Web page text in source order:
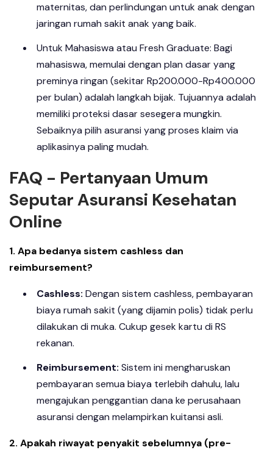
maternitas, dan perlindungan untuk anak dengan
jaringan rumah sakit anak yang baik.
Untuk Mahasiswa atau Fresh Graduate: Bagi
mahasiswa, memulai dengan plan dasar yang
preminya ringan (sekitar Rp200.000-Rp400.000
per bulan) adalah langkah bijak. Tujuannya adalah
memiliki proteksi dasar sesegera mungkin.
Sebaiknya pilih asuransi yang proses klaim via
aplikasinya paling mudah.
FAQ - Pertanyaan Umum
Seputar Asuransi Kesehatan
Online
1. Apa bedanya sistem cashless dan
reimbursement?
Cashless: Dengan sistem cashless, pembayaran
biaya rumah sakit (yang dijamin polis) tidak perlu
dilakukan di muka. Cukup gesek kartu di RS
rekanan.
Reimbursement: Sistem ini mengharuskan
pembayaran semua biaya terlebih dahulu, lalu
mengajukan penggantian dana ke perusahaan
asuransi dengan melampirkan kuitansi asli.
2. Apakah riwayat penyakit sebelumnya (pre-